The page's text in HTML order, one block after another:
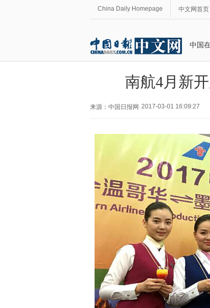
China Daily Homepage 中文网首页
中国
南航4月新
来源：中国日报网 2017-03-01 16:09:27